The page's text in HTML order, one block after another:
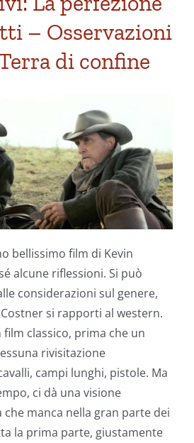
– Osservazioni
di confine
bellissimo film di Kevin
alcune riflessioni. Si può
considerazioni sul genere,
si rapporti al western.
film classico, prima che un
rivisitazione
campi lunghi, pistole. Ma
ci dà una visione
che manca nella gran parte dei
la prima parte, giustamente